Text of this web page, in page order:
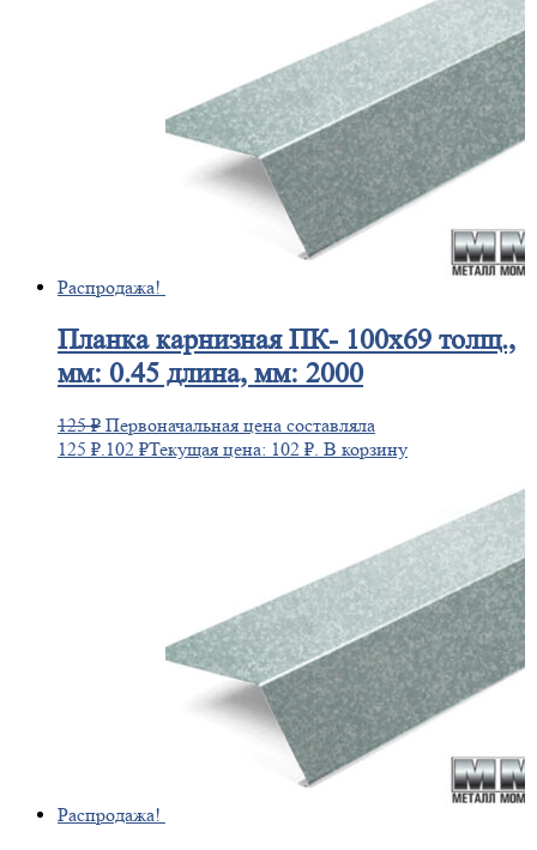
Распродажа!
Планкакарнизная ПК- 100х69 толщ.,
мм: 0.45 длина, мм: 2000
125₽ Первоначальная цена составляла
125 ₽.102 ₽Текущая цена: 102 ₽. В корзину
Распродажа!